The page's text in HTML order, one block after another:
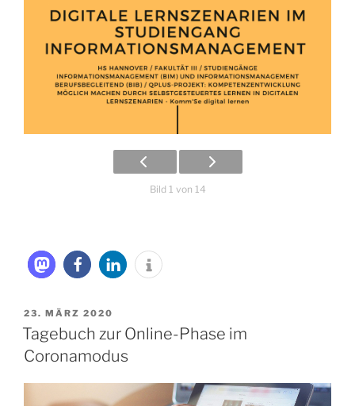
Bild 1 von 14
VERÖFFENTLICHT
AM
23. MÄRZ 2020
Tagebuch zur Online-Phase im
Coronamodus